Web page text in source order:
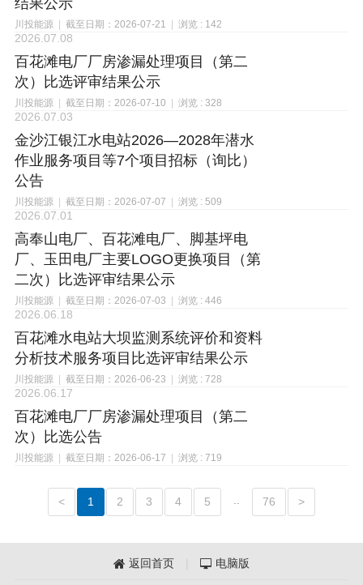
结果公示
川投能源 截至日期：2026-07-21 浏览 : 142
2026.07.08
百花滩电厂厂房渗漏处理项目（第二
次）比选评审结果公示
川投能源 截至日期：2026-07-10 浏览 : 328
2026.07.03
金沙江银江水电站2026—2028年潜水
作业服务项目等7个项目招标（询比）
公告
川投能源 截至日期：2026-07-07 浏览 : 509
2026.07.01
高奉山电厂、百花滩电厂、脚基坪电
厂、玉田电厂主要LOGO更换项目（第
二次）比选评审结果公示
川投能源 截至日期：2026-07-03 浏览 : 446
2026.06.18
百花滩水电站大坝监测系统评价和资料
分析技术服务项目比选评审结果公示
川投能源 截至日期：2026-06-23 浏览 : 728
2026.06.17
百花滩电厂厂房渗漏处理项目（第二
次）比选公告
川投能源 截至日期：2026-06-17 浏览 : 719
< 1 2 3 4 5 76 >
 返回首页  电脑版